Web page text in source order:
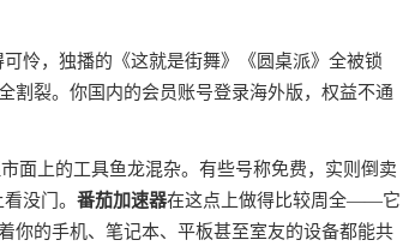
怜，独播的《这就是街舞》《圆桌派》全被锁
割裂。你国内的会员账号登录海外版，权益不通
面上的工具鱼龙混杂。有些号称免费，实则倒卖
没门。 番茄加速器在这点上做得比较周全——它
你的手机、笔记本、平板甚至室友的设备都能共